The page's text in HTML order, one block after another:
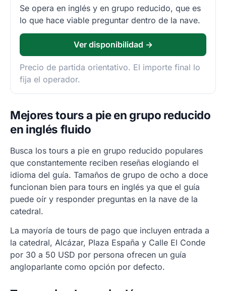
Se opera en inglés y en grupo reducido, que es
lo que hace viable preguntar dentro de la nave.
Ver disponibilidad →
Precio de partida orientativo. El importe final lo
fija el operador.
Mejores tours a pie en grupo reducido
en inglés fluido
Busca los tours a pie en grupo reducido populares
que constantemente reciben reseñas elogiando el
idioma del guía. Tamaños de grupo de ocho a doce
funcionan bien para tours en inglés ya que el guía
puede oír y responder preguntas en la nave de la
catedral.
La mayoría de tours de pago que incluyen entrada a
la catedral, Alcázar, Plaza España y Calle El Conde
por 30 a 50 USD por persona ofrecen un guía
angloparlante como opción por defecto.